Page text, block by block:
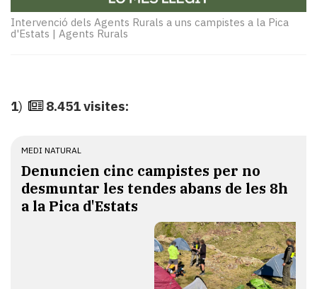
la
teva!
del
patrocinat
Lo
més
llegit...
Intervenció dels Agents Rurals a uns campistes a la Pica
d'Estats | Agents Rurals
1) 8.451 visites:
MEDI NATURAL
Denuncien cinc campistes per no
desmuntar les tendes abans de les 8h
a la Pica d'Estats